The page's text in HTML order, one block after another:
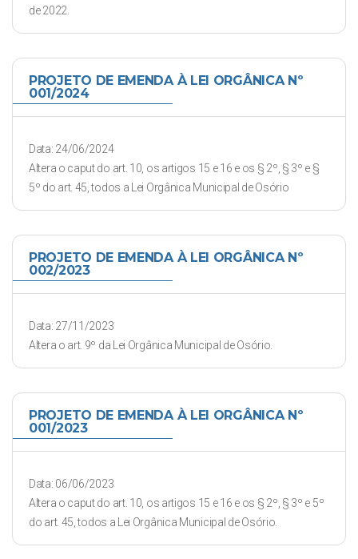
de 2022.
PROJETO DE EMENDA À LEI ORGÂNICA Nº
001/2024
Data: 24/06/2024
Altera o caput do art. 10, os artigos 15 e 16 e os § 2º, § 3º e §
5º do art. 45, todos a Lei Orgânica Municipal de Osório
PROJETO DE EMENDA À LEI ORGÂNICA Nº
002/2023
Data: 27/11/2023
Altera o art. 9º da Lei Orgânica Municipal de Osório.
PROJETO DE EMENDA À LEI ORGÂNICA Nº
001/2023
Data: 06/06/2023
Altera o caput do art. 10, os artigos 15 e 16 e os § 2º, § 3º e 5º
do art. 45, todos a Lei Orgânica Municipal de Osório.